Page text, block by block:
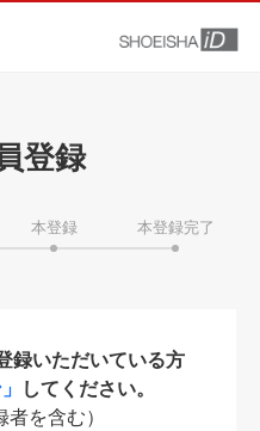
登録
本登録 本登録完了
録いただいている方
してください。
を含む）